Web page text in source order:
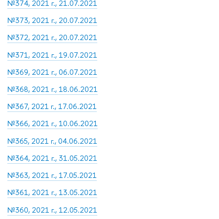
№374, 2021 г., 21.07.2021
№373, 2021 г., 20.07.2021
№372, 2021 г., 20.07.2021
№371, 2021 г., 19.07.2021
№369, 2021 г., 06.07.2021
№368, 2021 г., 18.06.2021
№367, 2021 г., 17.06.2021
№366, 2021 г., 10.06.2021
№365, 2021 г., 04.06.2021
№364, 2021 г., 31.05.2021
№363, 2021 г., 17.05.2021
№361, 2021 г., 13.05.2021
№360, 2021 г., 12.05.2021